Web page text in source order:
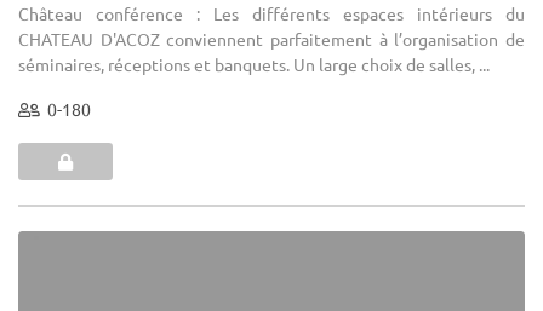
Château conférence : Les différents espaces intérieurs du
CHATEAU D'ACOZ conviennent parfaitement à l’organisation de
séminaires, réceptions et banquets. Un large choix de salles, ...
0-180